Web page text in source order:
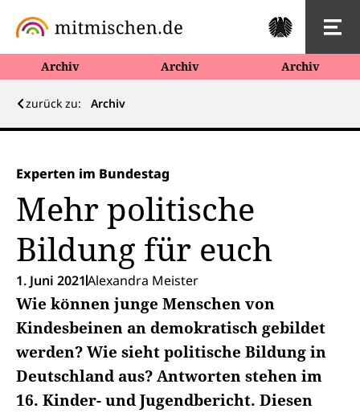
Archiv Archiv Archiv
zurück zu: Archiv
Experten im Bundestag
Mehr politische
Bildung für euch
1. Juni 2021Alexandra Meister
Wie können junge Menschen von
Kindesbeinen an demokratisch gebildet
werden? Wie sieht politische Bildung in
Deutschland aus? Antworten stehen im
16. Kinder- und Jugendbericht. Diesen